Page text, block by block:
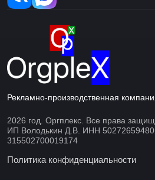
Рекламно-производственная
2026 год. Оргплекс. Все права
ИП Володькин Д.В. ИНН
315502700019174
Политика конфиденциальности